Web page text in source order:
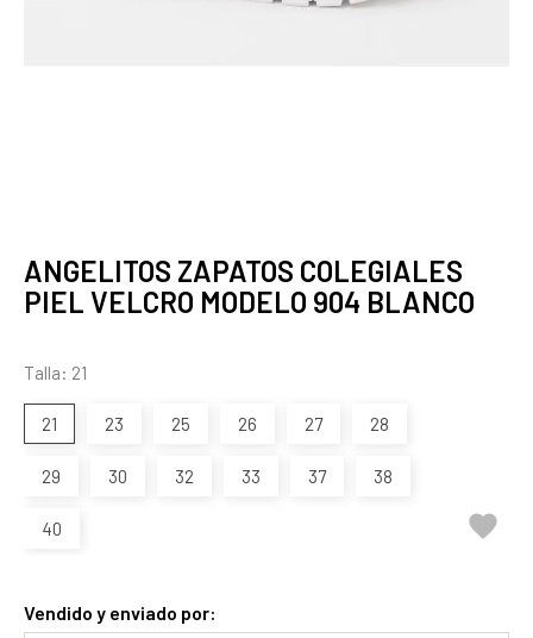
ANGELITOS ZAPATOS COLEGIALES
PIEL VELCRO MODELO 904 BLANCO
Talla: 21
21 23 25 26 27 28
29 30 32 33 37 38
40 
Vendido y enviado por: